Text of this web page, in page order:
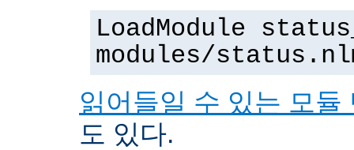
LoadModule
modules/
읽어들일 수 있는 모듈
도 있다.